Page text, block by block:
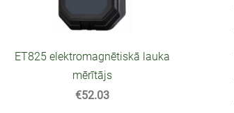
ET825 elektromagnētiskā lauka
mērītājs
€52.03